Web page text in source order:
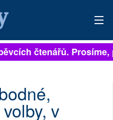
čtenářů. Prosíme,
v